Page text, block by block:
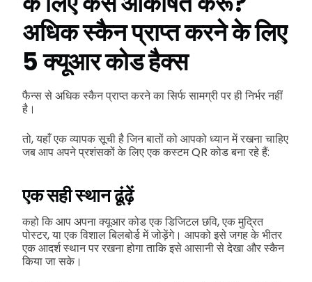
अधिक स्कैन प्राप्त करने के लिए
5 क्यूआर कोड हैक्स
फैन्स से अधिक स्कैन प्राप्त करने का सिर्फ सामग्री पर ही निर्भर नहीं
है।
तो, यहाँ एक व्यापक सूची है जिन बातों को आपको ध्यान में रखना चाहिए
जब आप अपने प्रशंसकों के लिए एक कस्टम QR कोड बना रहे हैं:
एक सही स्थान ढूंढ़ें
कहो कि आप अपना क्यूआर कोड एक डिजिटल छवि, एक मुद्रित
पोस्टर, या एक विशाल बिलबोर्ड में जोड़ेंगे। आपको इसे जगह के भीतर
एक आदर्श स्थान पर रखना होगा ताकि इसे आसानी से देखा और स्कैन
किया जा सके।